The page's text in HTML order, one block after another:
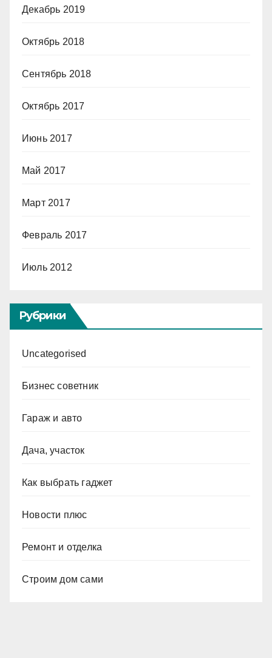
Декабрь 2019
Октябрь 2018
Сентябрь 2018
Октябрь 2017
Июнь 2017
Май 2017
Март 2017
Февраль 2017
Июль 2012
Рубрики
Uncategorised
Бизнес советник
Гараж и авто
Дача, участок
Как выбрать гаджет
Новости плюс
Ремонт и отделка
Строим дом сами